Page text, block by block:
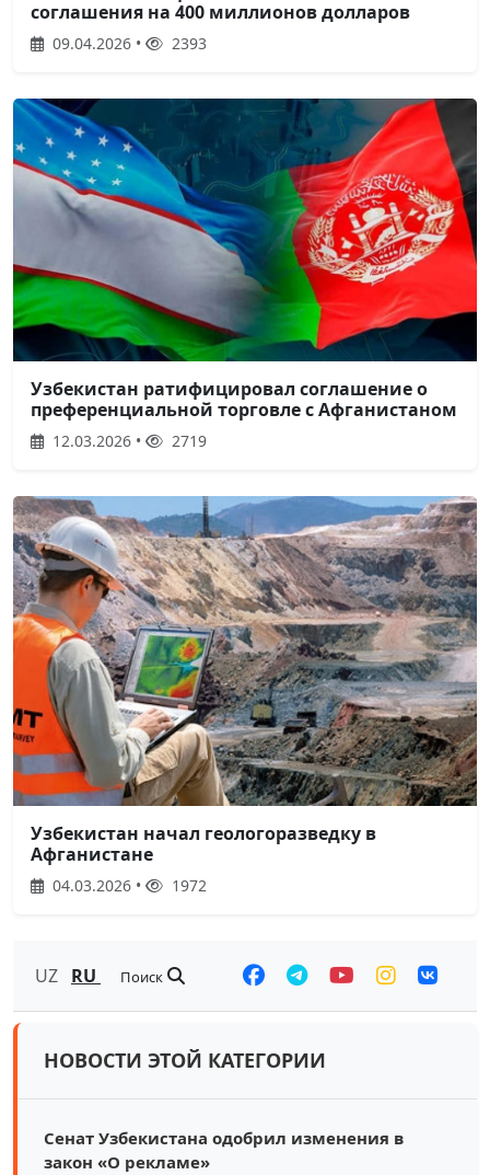
соглашения на 400 миллионов долларов
09.04.2026 • 2393
Узбекистан ратифицировал соглашение о
преференциальной торговле с Афганистаном
12.03.2026 • 2719
Узбекистан начал геологоразведку в
Афганистане
04.03.2026 • 1972
UZ RU Поиск
НОВОСТИ ЭТОЙ КАТЕГОРИИ
Сенат Узбекистана одобрил изменения в
закон «О рекламе»